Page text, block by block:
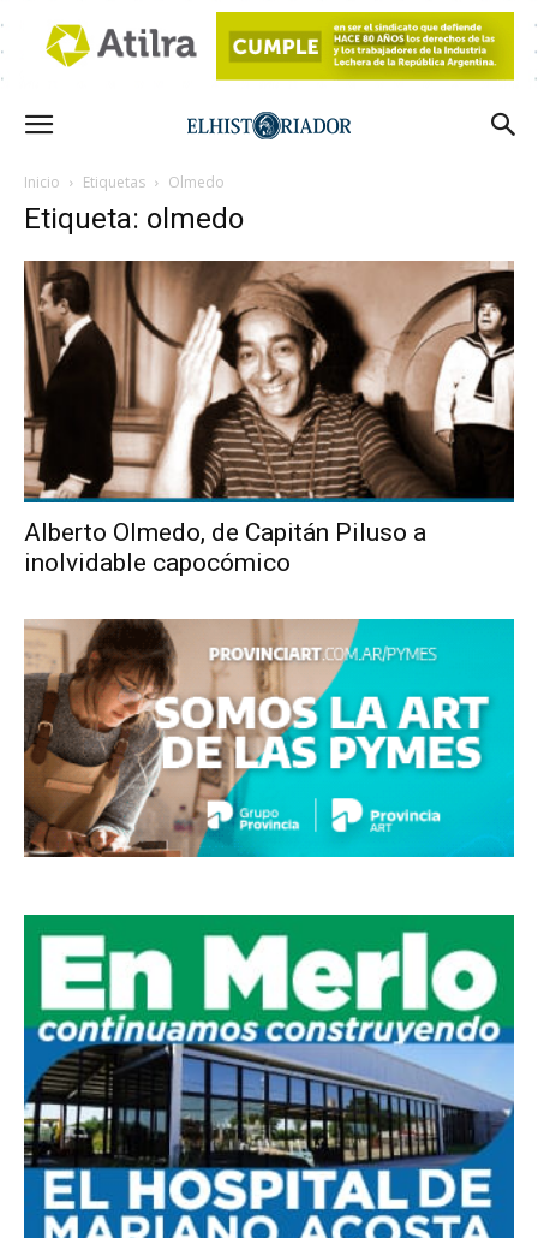
Inicio Etiquetas Olmedo
Etiqueta: olmedo
Alberto Olmedo, de Capitán Piluso a
inolvidable capocómico